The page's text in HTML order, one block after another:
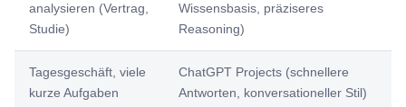
analysieren (Vertrag,
Studie)
Wissensbasis, präziseres
Reasoning)
Tagesgeschäft, viele
kurze Aufgaben
ChatGPT Projects (schnellere
Antworten, konversationeller Stil)